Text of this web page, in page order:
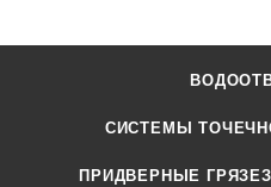
СИСТЕМЫ
ПРИДВЕРНЫЕ